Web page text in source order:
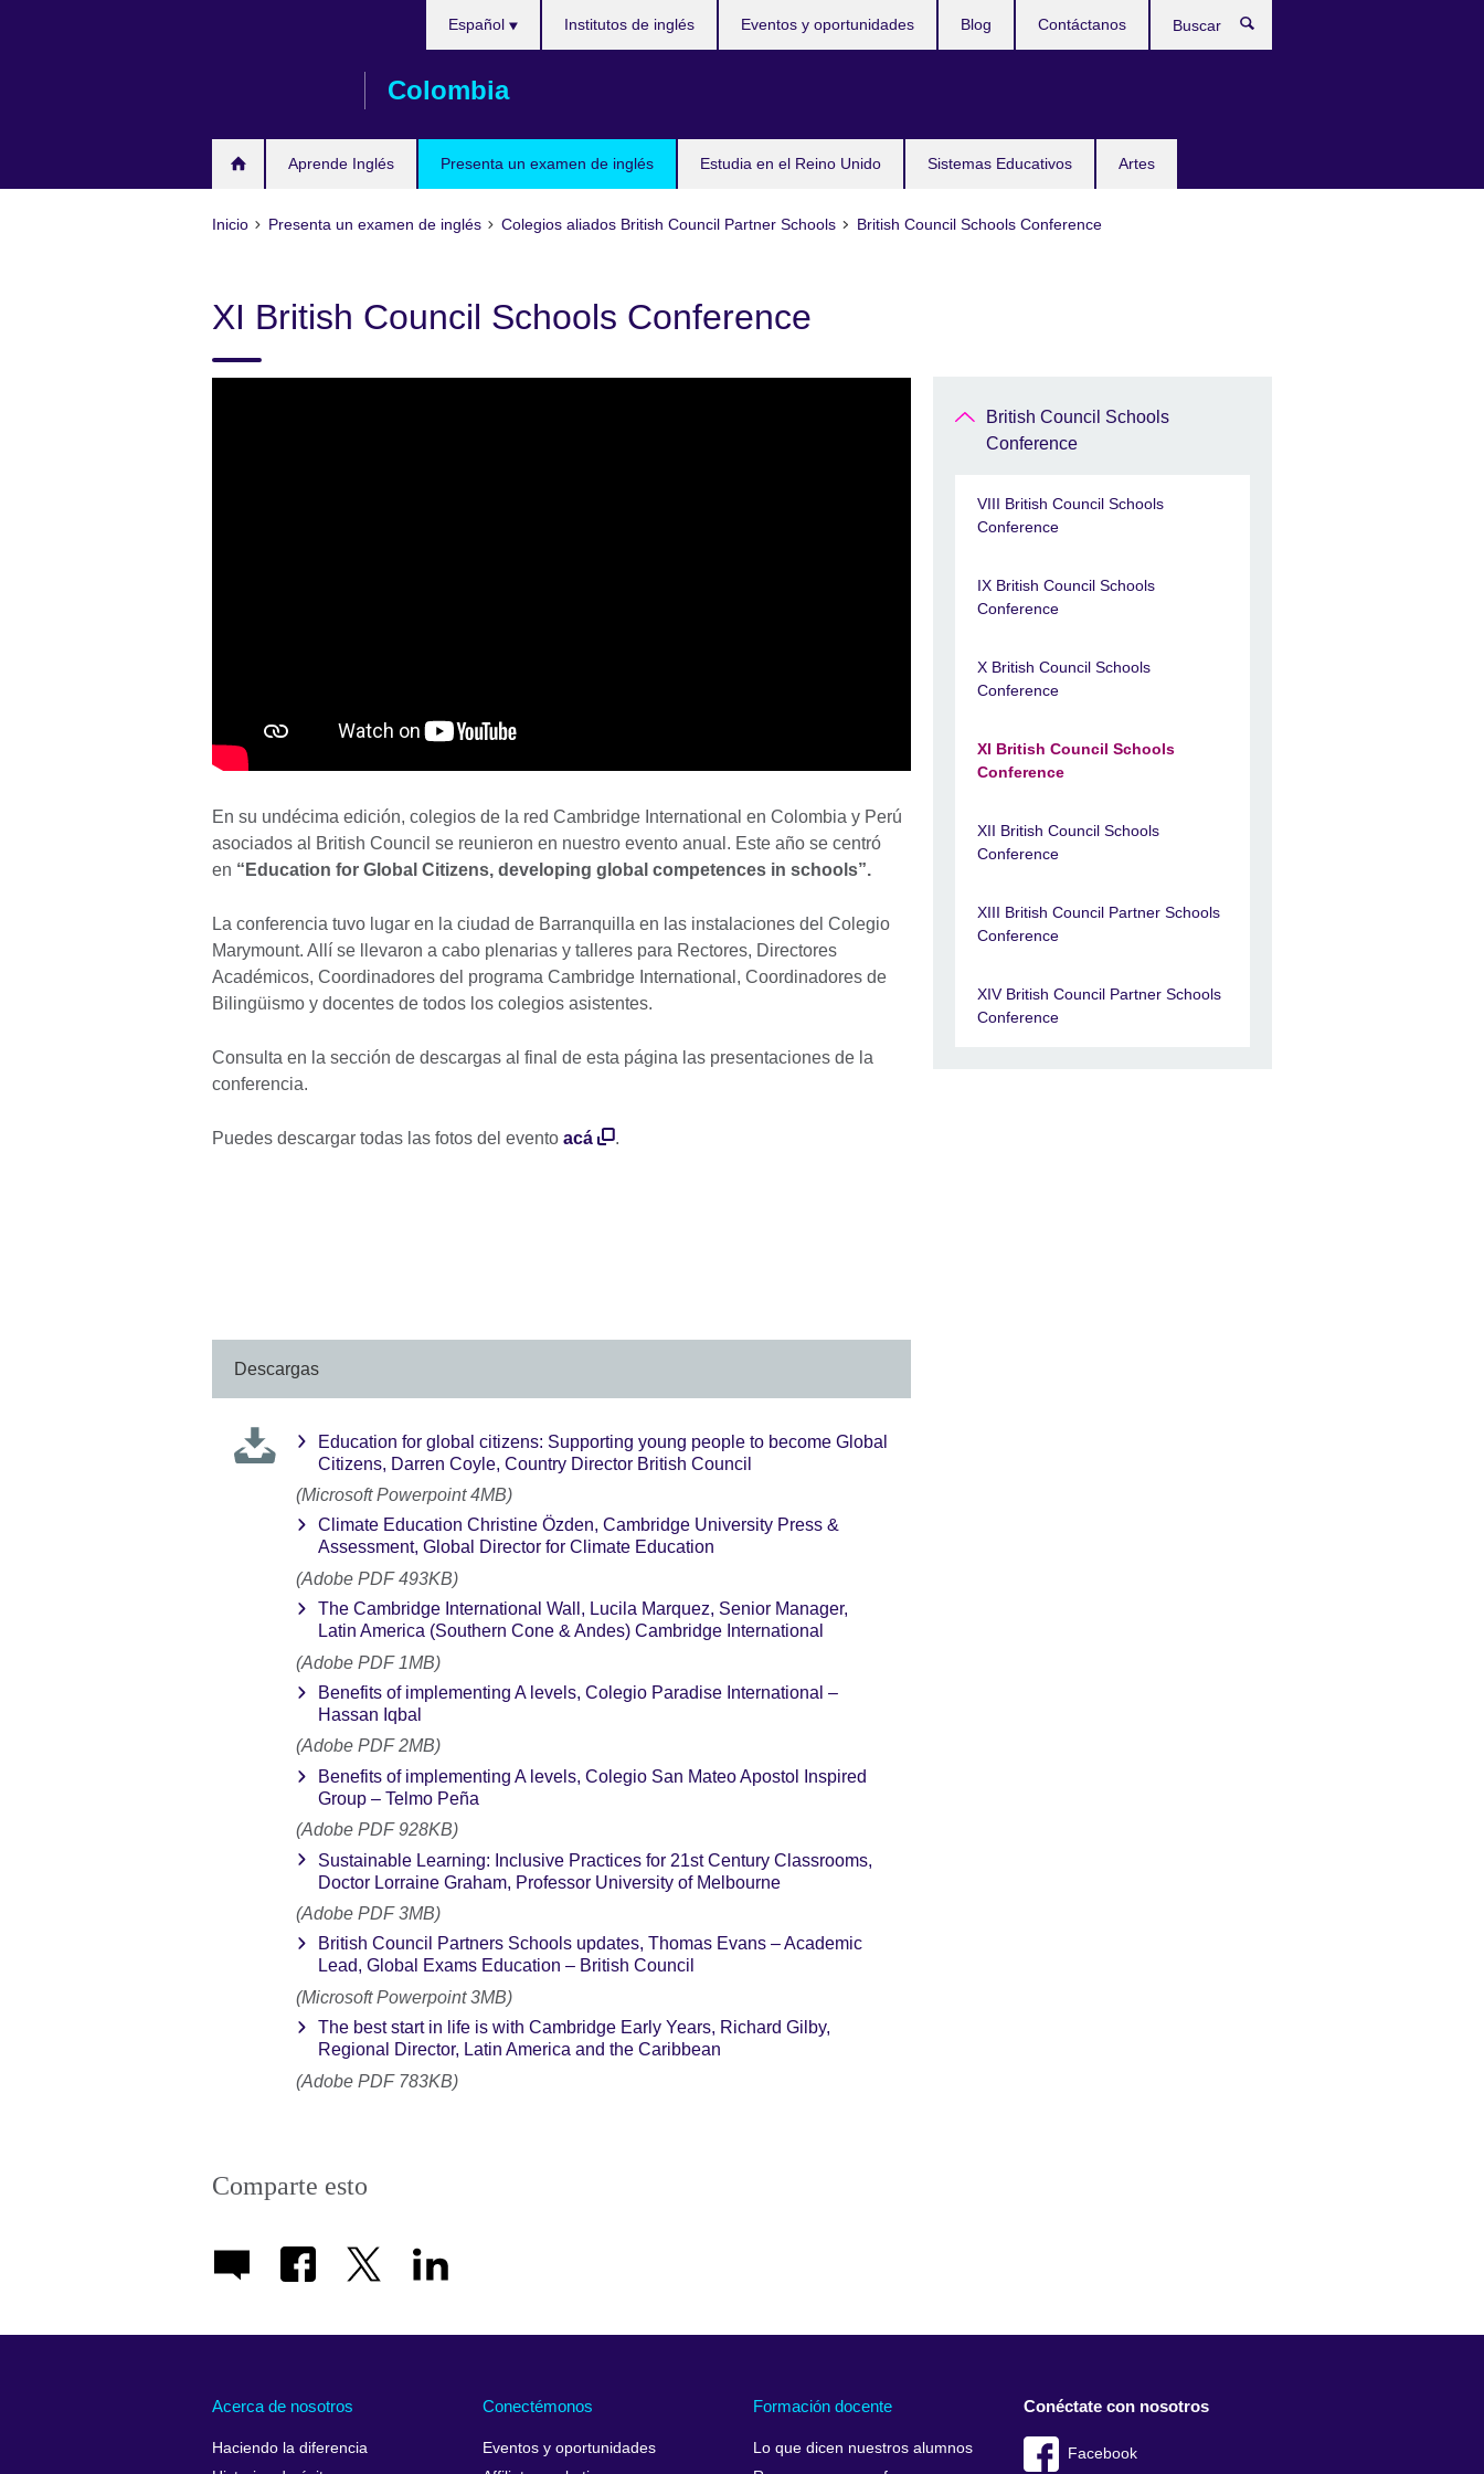
Colombia
Aprende Inglés Presenta un examen de inglés Estudia en el Reino Unido Sistemas Educativos Artes
Español Institutos de inglés Eventos y oportunidades Blog Contáctanos
Inicio Presenta un examen de inglés Colegios aliados British Council Partner Schools British Council Schools Conference
XI British Council Schools Conference
En su undécima edición, colegios de la red Cambridge International en Colombia y Perú
asociados al British Council se reunieron en nuestro evento anual. Este año se centró
en “Education for Global Citizens, developing global competences in schools”.
La conferencia tuvo lugar en la ciudad de Barranquilla en las instalaciones del Colegio
Marymount. Allí se llevaron a cabo plenarias y talleres para Rectores, Directores
Académicos, Coordinadores del programa Cambridge International, Coordinadores de
Bilingüismo y docentes de todos los colegios asistentes.
Consulta en la sección de descargas al final de esta página las presentaciones de la
conferencia.
Puedes descargar todas las fotos del evento acá .
Descargas
Education for global citizens: Supporting young people to become Global
Citizens, Darren Coyle, Country Director British Council
(Microsoft Powerpoint 4MB)
Climate Education Christine Özden, Cambridge University Press &
Assessment, Global Director for Climate Education
(Adobe PDF 493KB)
The Cambridge International Wall, Lucila Marquez, Senior Manager,
Latin America (Southern Cone & Andes) Cambridge International
(Adobe PDF 1MB)
Benefits of implementing A levels, Colegio Paradise International –
Hassan Iqbal
(Adobe PDF 2MB)
Benefits of implementing A levels, Colegio San Mateo Apostol Inspired
Group – Telmo Peña
(Adobe PDF 928KB)
Sustainable Learning: Inclusive Practices for 21st Century Classrooms,
Doctor Lorraine Graham, Professor University of Melbourne
(Adobe PDF 3MB)
British Council Partners Schools updates, Thomas Evans – Academic
Lead, Global Exams Education – British Council
(Microsoft Powerpoint 3MB)
The best start in life is with Cambridge Early Years, Richard Gilby,
Regional Director, Latin America and the Caribbean
(Adobe PDF 783KB)
Comparte esto
British Council Schools
Conference
VIII British Council Schools
Conference
IX British Council Schools
Conference
X British Council Schools
Conference
XI British Council Schools
Conference
XII British Council Schools
Conference
XIII British Council Partner Schools
Conference
XIV British Council Partner Schools
Conference
Acerca de nosotros
Haciendo la diferencia
Conectémonos
Eventos y oportunidades
Formación docente
Lo que dicen nuestros alumnos
Conéctate con nosotros
Facebook